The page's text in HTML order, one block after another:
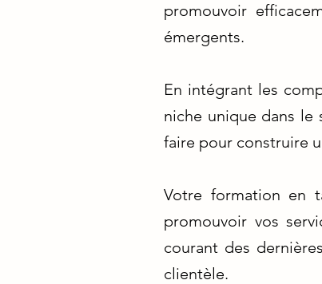
promouvoir
émergents.
En intégrant les
niche unique dans le
faire pour construire
Votre formation en
promouvoir vos
courant des
clientèle.